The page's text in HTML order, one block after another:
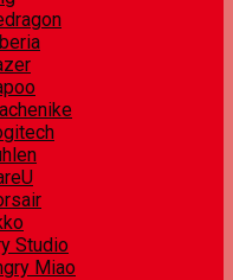
Studio
Miao